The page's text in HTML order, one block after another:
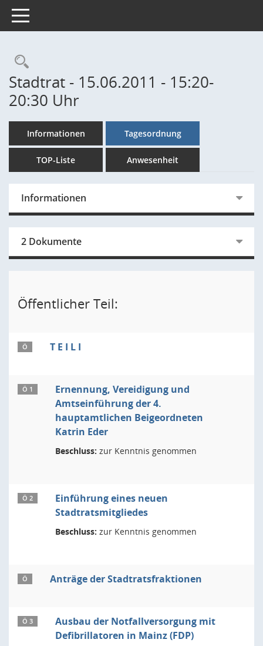
Toggle navigation
Rechercheauswahl
Stadtrat - 15.06.2011 - 15:20-
20:30 Uhr
Informationen Tagesordnung
TOP-Liste Anwesenheit
Informationen
2 Dokumente
Öffentlicher Teil:
Ö T E I L I
Ö 1
Ernennung, Vereidigung und
Amtseinführung der 4.
hauptamtlichen Beigeordneten
Katrin Eder
Beschluss: zur Kenntnis genommen
Ö 2
Einführung eines neuen
Stadtratsmitgliedes
Beschluss: zur Kenntnis genommen
Ö Anträge der Stadtratsfraktionen
Ö 3
Ausbau der Notfallversorgung mit
Defibrillatoren in Mainz (FDP)